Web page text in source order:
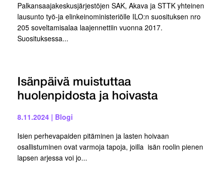
Palkansaajakeskusjärjestöjen SAK, Akava ja STTK yhteinen
lausunto työ-ja elinkeinoministeriölle ILO:n suosituksen nro
205 soveltamisalaa laajennettiin vuonna 2017.
Suosituksessa...
Isänpäivä muistuttaa
huolenpidosta ja hoivasta
8.11.2024 | Blogi
Isien perhevapaiden pitäminen ja lasten hoivaan
osallistuminen ovat varmoja tapoja, joilla isän roolin pienen
lapsen arjessa voi jo...